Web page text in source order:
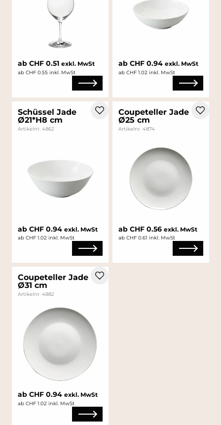
ab CHF 0.51 exkl. MwSt
ab CHF 0.55 inkl. MwSt
ab CHF 0.94 exkl. MwSt
ab CHF 1.02 inkl. MwSt
Schüssel Jade
Ø21*H8 cm
Artikelnr. 4862
ab CHF 0.94 exkl. MwSt
ab CHF 1.02 inkl. MwSt
Coupeteller Jade
Ø25 cm
Artikelnr. 4874
ab CHF 0.56 exkl. MwSt
ab CHF 0.61 inkl. MwSt
Coupeteller Jade
Ø31 cm
Artikelnr. 4882
ab CHF 0.94 exkl. MwSt
ab CHF 1.02 inkl. MwSt